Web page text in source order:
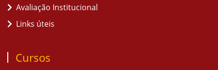
Avaliação Institucional
Links úteis
Cursos